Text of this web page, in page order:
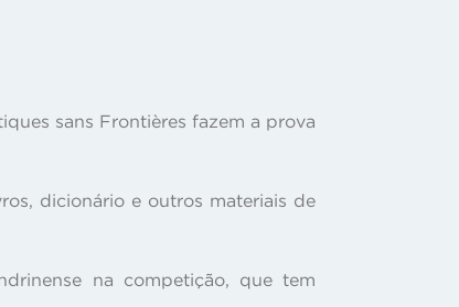
sans Frontières fazem a prova
dicionário e outros materiais de
na competição, que tem